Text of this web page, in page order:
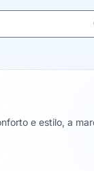
e estilo, a